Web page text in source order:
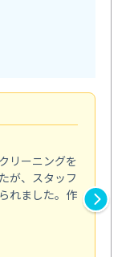
リーニングを
が、スタッフ
れました。作